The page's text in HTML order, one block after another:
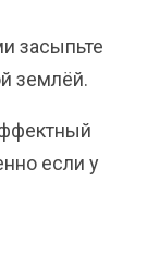
засыпьте
землёй.
если у